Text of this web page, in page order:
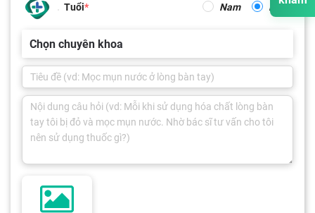
Tuổi Nam Nữ
Chọn chuyên khoa